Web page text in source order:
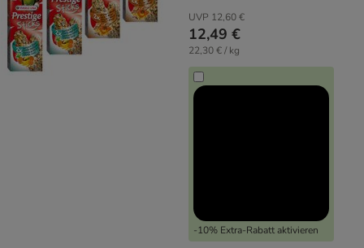
UVP 12,60 €
12,49 €
22,30 € / kg
-10% Extra-Rabatt aktivieren